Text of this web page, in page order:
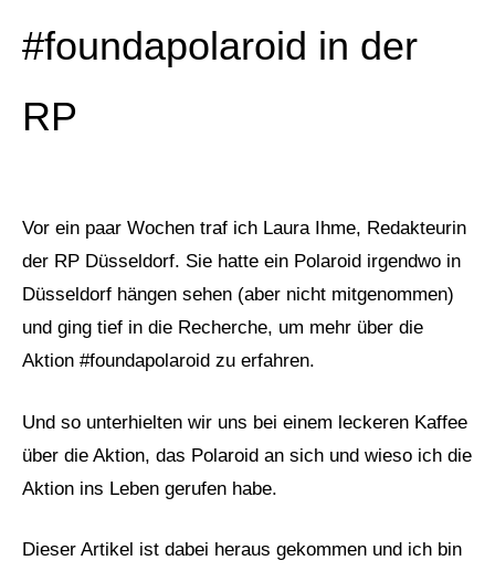
#foundapolaroid in der
RP
Vor ein paar Wochen traf ich Laura Ihme, Redakteurin
der RP Düsseldorf. Sie hatte ein Polaroid irgendwo in
Düsseldorf hängen sehen (aber nicht mitgenommen)
und ging tief in die Recherche, um mehr über die
Aktion #foundapolaroid zu erfahren.
Und so unterhielten wir uns bei einem leckeren Kaffee
über die Aktion, das Polaroid an sich und wieso ich die
Aktion ins Leben gerufen habe.
Dieser Artikel ist dabei heraus gekommen und ich bin